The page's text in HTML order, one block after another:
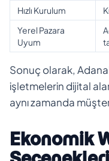
Hızlı Kurulum
Yerel Pazara
Uyum
Sonuç olarak,
işletmelerin dijital
aynı zamanda
Ekonomik